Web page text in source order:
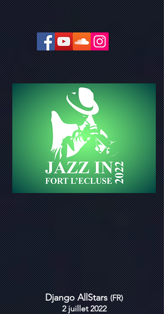
Django AllStars(FR)
2 juillet 2022